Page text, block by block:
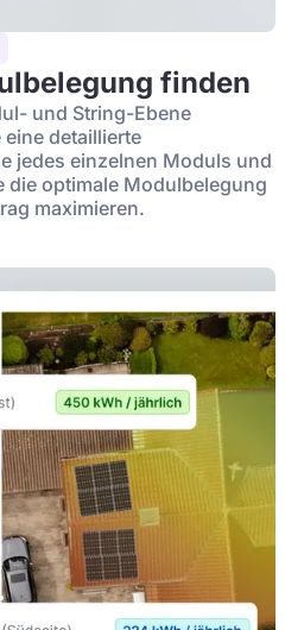
finden
und String-Ebene
eine detaillierte
jedes einzelnen Moduls und
die optimale Modulbelegung
maximieren.